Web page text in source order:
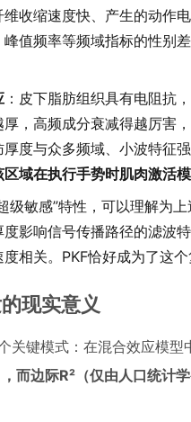
收缩速度快、产生的动作
值频率等频域指标的性别
：皮下脂肪组织具有电阻抗
，高频成分衰减得越厉害
度与众多频域、小波特征
域在执行手势时肌肉激活
级敏感”特性，可以理解为
影响信号传播路径的滤波
相关。PKF恰好成为了这
现实意义
关键模式：在混合效应模型
而边际R²（仅由人口统计